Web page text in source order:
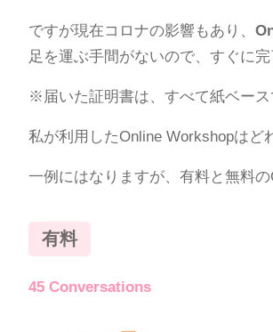
ですが現在コロナの影響もあり、
足を運ぶ手間がないので、すぐに
※届いた証明書は、すべて紙ベース
私が利用したOnline Workshopはど
一例にはなりますが、有料と無料
有料
45 Conversations